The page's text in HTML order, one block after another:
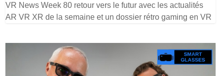
VR News Week 80 retour vers le futur avec les actualités
AR VR XR de la semaine et un dossier rétro gaming en VR